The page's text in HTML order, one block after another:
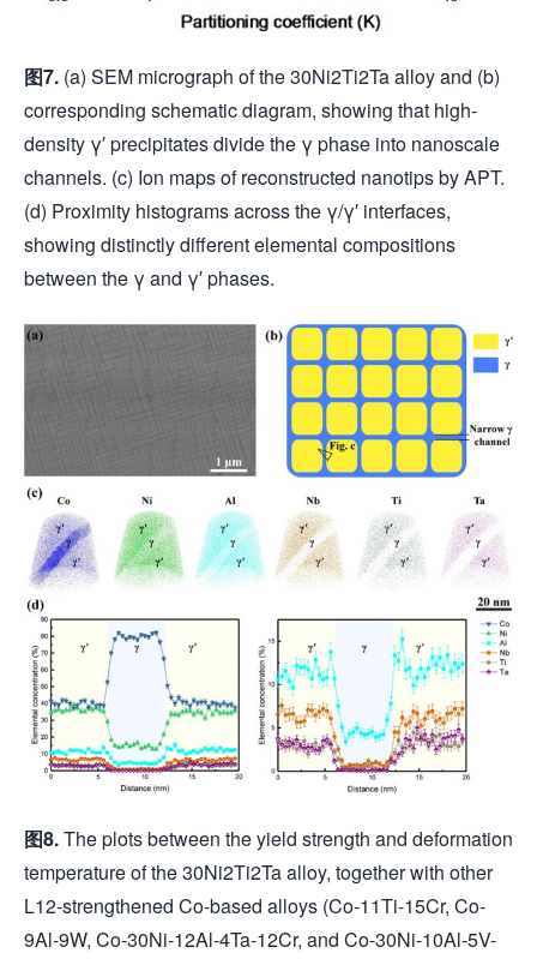
图7. (a) SEM micrograph of the 30Ni2Ti2Ta alloy and (b)
corresponding schematic diagram, showing that high-
density γ′ precipitates divide the γ phase into nanoscale
channels. (c) Ion maps of reconstructed nanotips by APT.
(d) Proximity histograms across the γ/γ′ interfaces,
showing distinctly different elemental compositions
between the γ and γ′ phases.
图8.The plots between the yield strength and deformation
temperature of the 30Ni2Ti2Ta alloy, together with other
L12-strengthened Co-based alloys (Co-11Ti-15Cr, Co-
9Al-9W, Co-30Ni-12Al-4Ta-12Cr, and Co-30Ni-10Al-5V-